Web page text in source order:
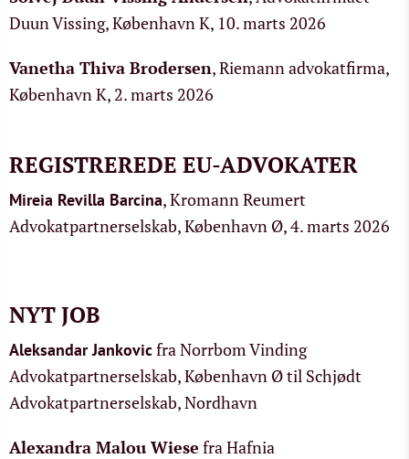
Duun Vissing, København K, 10. marts 2026
Vanetha Thiva Brodersen, Riemann advokatfirma,
København K, 2. marts 2026
REGISTREREDE EU-ADVOKATER
Mireia Revilla Barcina, Kromann Reumert
Advokatpartnerselskab, København Ø, 4. marts 2026
NYT JOB
Aleksandar Jankovicfra Norrbom Vinding
Advokatpartnerselskab, København Ø til Schjødt
Advokatpartnerselskab, Nordhavn
Alexandra Malou Wiese fra Hafnia